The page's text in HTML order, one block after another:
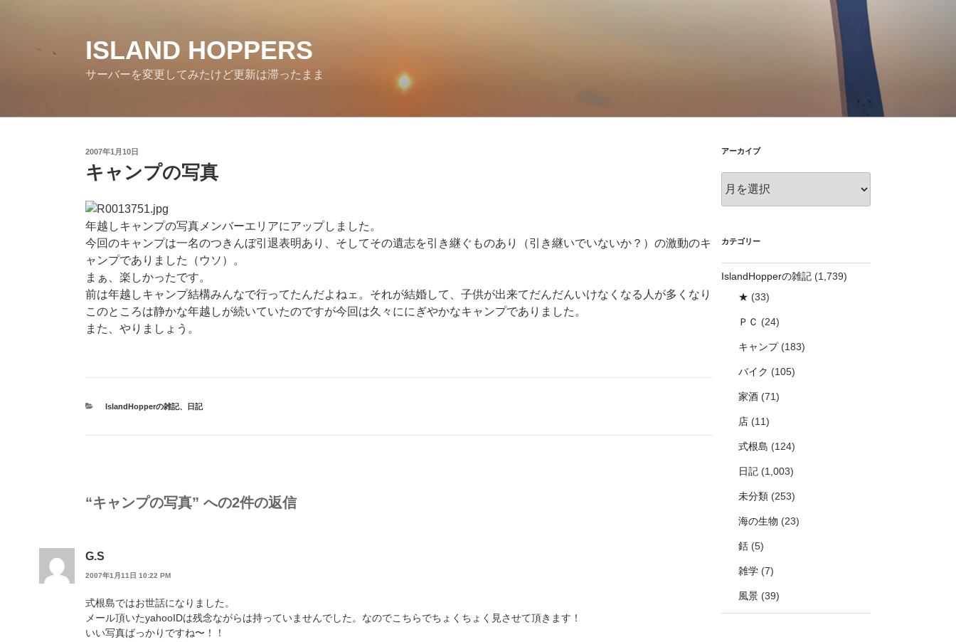
ISLAND HOPPERS
サーバーを変更してみたけど更新は滞ったまま
投
日:
2007年1月10日
キャンプの写真
年越しキャンプの写真メンバーエリアにアップしました。
今回のキャンプは一名のつきんぼ引退表明あり、そしてその遺志を引き継ぐものあり（引き継いでいないか？）の激動のキ
ャンプでありました（ウソ）。
まぁ、楽しかったです。
前は年越しキャンプ結構みんなで行ってたんだよねェ。それが結婚して、子供が出来てだんだんいけなくなる人が多くなり
このところは静かな年越しが続いていたのですが今回は久々ににぎやかなキャンプでありました。
また、やりましょう。
カIslandHopperの雑記、 日記
“キャンプの写真” への2件の返信
G.S
2007年1月11日 10:22 PM
式根島ではお世話になりました。
メール頂いたyahooIDは残念ながらは持っていませんでした。なのでこちらでちょくちょく見させて頂きます！
いい写真ばっかりですね〜！！
アーカイブ
ー
ブ
カテゴリー
IslandHopperの雑記 (1,739)
★ (33)
ＰＣ (24)
キャンプ(183)
バイク (105)
家酒 (71)
店 (11)
式根島 (124)
日記 (1,003)
未分類 (253)
海の生物 (23)
銛 (5)
雑学 (7)
風景 (39)